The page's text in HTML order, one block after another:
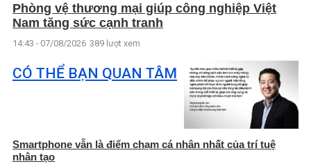
Phòng vệ thương mại giúp công nghiệp Việt
Nam tăng sức cạnh tranh
14:43 - 07/08/2026 389 lượt xem
CÓ THỂ BẠN QUAN TÂM
Smartphone vẫn là điểm chạm cá nhân nhất của trí tuệ
nhân tạo